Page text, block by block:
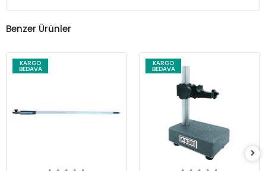
Benzer Ürünler
KARGO
BEDAVA
KARGO
BEDAVA